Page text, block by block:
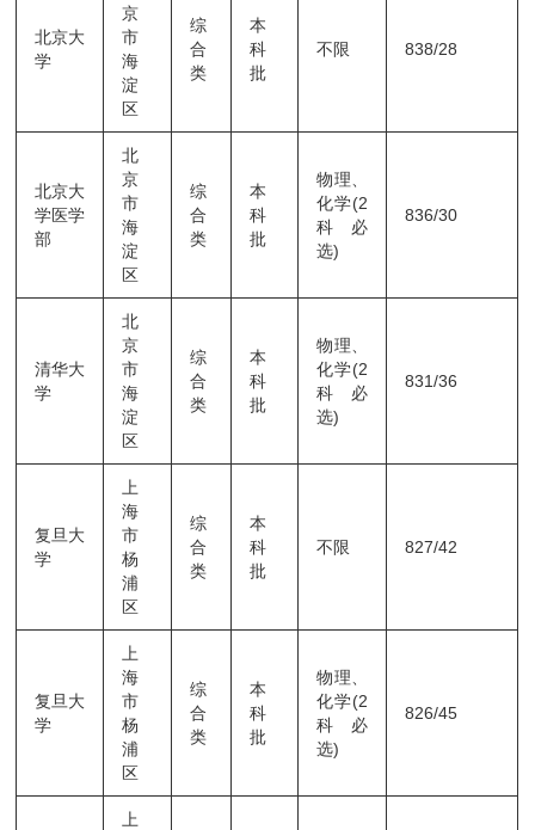
北京大
学
京
市
海
淀
区
综
合
类
本
科
批
不限 838/28
北京大
学医学
部
北
京
市
海
淀
区
综
合
类
本
科
批
物理、
化学(2
科必
选)
836/30
清华大
学
北
京
市
海
淀
区
综
合
类
本
科
批
物理、
化学(2
科必
选)
831/36
复旦大
学
上
海
市
杨
浦
区
综
合
类
本
科
批
不限 827/42
复旦大
学
上
海
市
杨
浦
区
综
合
类
本
科
批
物理、
化学(2
科必
选)
826/45
上